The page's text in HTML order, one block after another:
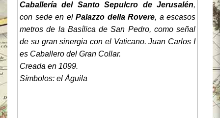
Caballería del Santo Sepulcro de Jerusalén,
con sede en el Palazzo della Rovere, a escasos
metros de la Basílica de San Pedro, como señal
de su gran sinergia con el Vaticano. Juan Carlos I
es Caballero del Gran Collar.
Creada en 1099.
Símbolos: el Águila